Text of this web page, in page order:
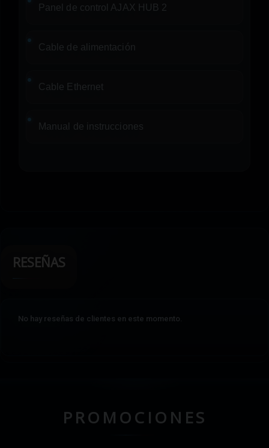
Panel de control AJAX HUB 2
Cable de alimentación
Cable Ethernet
Manual de instrucciones
RESEÑAS
No hay reseñas de clientes en este momento.
PROMOCIONES